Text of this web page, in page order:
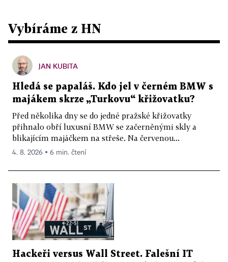
Vybíráme z HN
JAN KUBITA
Hledá se papaláš. Kdo jel v černém BMW s
majákem skrze „Turkovu“ křižovatku?
Před několika dny se do jedné pražské křižovatky
přihnalo obří luxusní BMW se začerněnými skly a
blikajícím majáčkem na střeše. Na červenou...
4. 8. 2026 ▪ 6 min. čtení
Hackeři versus Wall Street. Falešní IT